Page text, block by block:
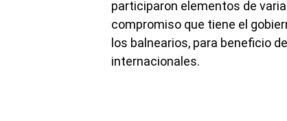
participaron elementos de
compromiso que tiene el
los balnearios, para beneficio
internacionales.